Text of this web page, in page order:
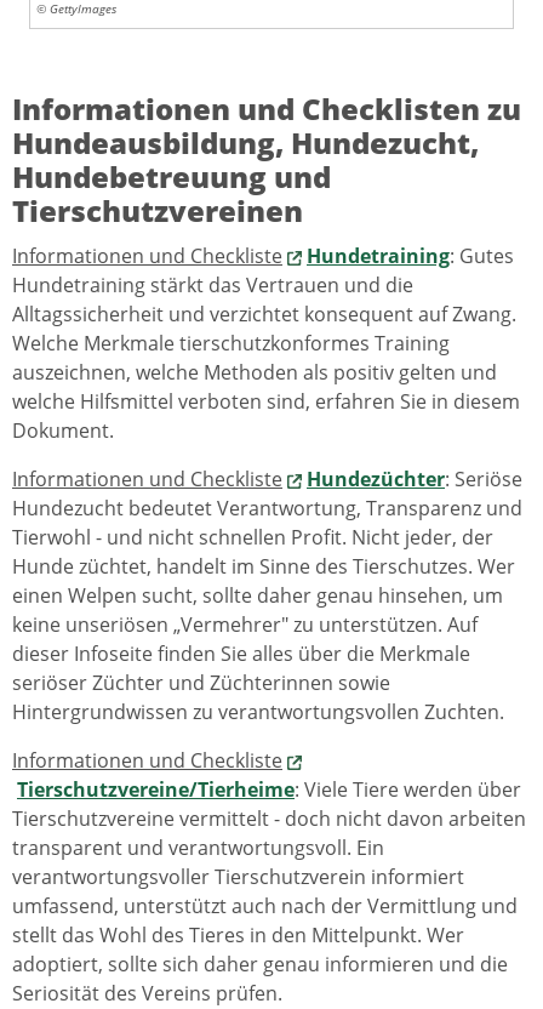
© GettyImages
Informationen und Checklisten zu
Hundeausbildung, Hundezucht,
Hundebetreuung und
Tierschutzvereinen
Informationen und Checkliste Hundetraining: Gutes
Hundetraining stärkt das Vertrauen und die
Alltagssicherheit und verzichtet konsequent auf Zwang.
Welche Merkmale tierschutzkonformes Training
auszeichnen, welche Methoden als positiv gelten und
welche Hilfsmittel verboten sind, erfahren Sie in diesem
Dokument.
Informationen und Checkliste
Hundezüchter: Seriöse
Hundezucht bedeutet Verantwortung, Transparenz und
Tierwohl - und nicht schnellen Profit. Nicht jeder, der
Hunde züchtet, handelt im Sinne des Tierschutzes. Wer
einen Welpen sucht, sollte daher genau hinsehen, um
keine unseriösen „Vermehrer" zu unterstützen. Auf
dieser Infoseite finden Sie alles über die Merkmale
seriöser Züchter und Züchterinnen sowie
Hintergrundwissen zu verantwortungsvollen Zuchten.
Informationen und Checkliste
Tierschutzvereine/Tierheime: Viele Tiere werden über
Tierschutzvereine vermittelt - doch nicht davon arbeiten
transparent und verantwortungsvoll. Ein
verantwortungsvoller Tierschutzverein informiert
umfassend, unterstützt auch nach der Vermittlung und
stellt das Wohl des Tieres in den Mittelpunkt. Wer
adoptiert, sollte sich daher genau informieren und die
Seriosität des Vereins prüfen.